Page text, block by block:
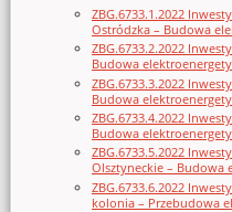
ZBG.6733.1.2022
Ostródzka – Budowa
ZBG.6733.2.2022
Budowa
ZBG.6733.3.2022
Budowa
ZBG.6733.4.2022
Budowa
ZBG.6733.5.2022
Olsztyneckie – Budowa
ZBG.6733.6.2022
kolonia – Przebudowa